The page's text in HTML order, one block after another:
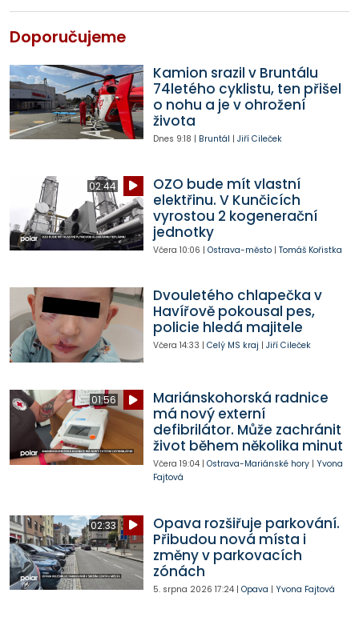
Doporučujeme
Kamion srazil v Bruntálu
74letého cyklistu, ten přišel
o nohu a je v ohrožení
života
Dnes 9:18 | Bruntál | Jiří Cileček
02:44
OZO bude mít vlastní
elektřinu. V Kunčicích
vyrostou 2 kogenerační
jednotky
Včera 10:06 | Ostrava-město| Tomáš Kořistka
Dvouletého chlapečka v
Havířově pokousal pes,
policie hledá majitele
Včera 14:33 | Celý MS kraj | Jiří Cileček
01:56
Mariánskohorská radnice
má nový externí
defibrilátor. Může zachránit
život během několika minut
Včera 19:04| Ostrava-Mariánské hory| Yvona
Fajtová
02:33
Opava rozšiřuje parkování.
Přibudou nová místa i
změny v parkovacích
zónách
5. srpna 2026 17:24| Opava | Yvona Fajtová